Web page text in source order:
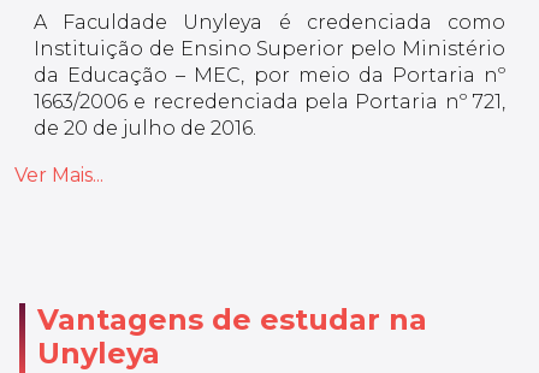
A Faculdade Unyleya é credenciada como
Instituição de Ensino Superior pelo Ministério
da Educação – MEC, por meio da Portaria nº
1663/2006 e recredenciada pela Portaria nº 721,
de 20 de julho de 2016.
Ver Mais...
Vantagens de estudar na
Unyleya